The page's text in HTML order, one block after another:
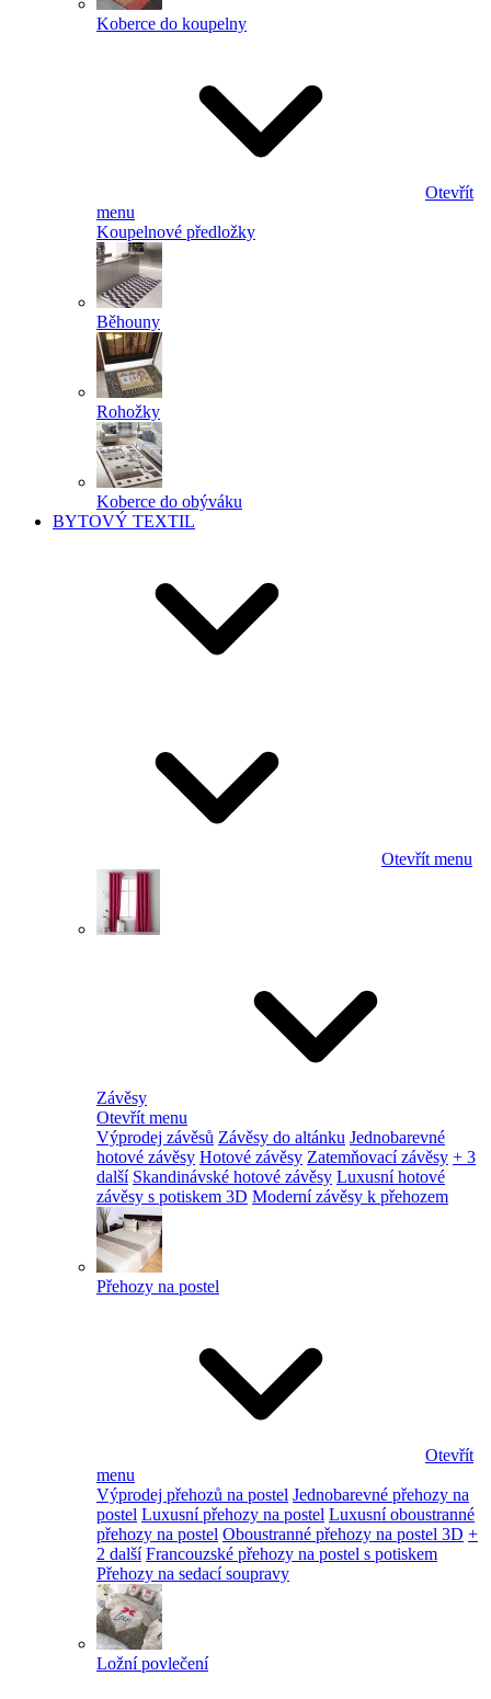
Koberce do koupelny
Otevřít
menu
Koupelnové předložky
Běhouny
Rohožky
Koberce do obýváku
BYTOVÝ TEXTIL
Otevřít menu
Závěsy
Otevřít menu
Výprodej závěsů Závěsy do altánku Jednobarevné
hotové závěsy Hotové závěsy Zatemňovací závěsy + 3
další Skandinávské hotové závěsy Luxusní hotové
závěsy s potiskem 3D Moderní závěsy k přehozem
Přehozy na postel
Otevřít
menu
Výprodej přehozů na postel Jednobarevné přehozy na
postel Luxusní přehozy na postel Luxusní oboustranné
přehozy na postel Oboustranné přehozy na postel 3D +
2 další Francouzské přehozy na postel s potiskem
Přehozy na sedací soupravy
Ložní povlečení